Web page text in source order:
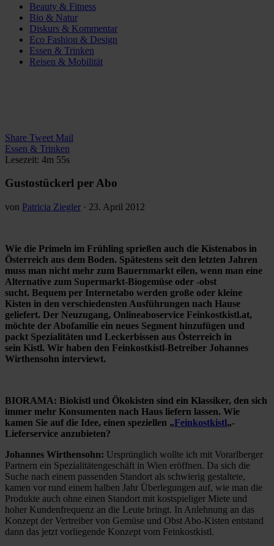
Beauty & Fitness
Bio & Natur
Diskurs & Kommentar
Eco Fashion & Design
Essen & Trinken
Reisen & Mobilität
Share Tweet Mail
Essen & Trinken
Lesezeit: 4m 55s
Gustostückerl per Abo
von Patricia Ziegler · 23. April 2012
Wie die Primeln im Frühling sprießen auch die Kistenabos in
Österreich aus dem Boden. Spätestens seit den letzten Jahren
muss man nicht mehr zum Bauernmarkt eilen, wenn man eine
Alternative zum Supermarkt-Biogemüse oder -obst
sucht. Bequem per Internetabo werden große oder kleine
Kisten in den verschiedensten Ausführungen nach Hause
geliefert. Der Neuzugang, Onlineaboservice Feinkostkistl.at,
möchte der Abofamilie ein neues Segment hinzufügen und
packt Spezialitäten und Leckerbissen aus Österreich in
sein Kistl. Wir haben den Feinkostkistl-Betreiber Johannes
Wirthensohn interviewt.
BIORAMA: Biokistl und Ökokisten sind ein Klassiker, den sich
immer mehr Konsumenten nach Haus liefern lassen. Wie
kamen Sie auf die Idee, einen speziellen „Feinkostkistl„-
Lieferservice anzubieten?
Johannes Wirthensohn: Ursprünglich wollte ich mit Vorarlberger
Partnern ein Spezialitätengeschäft in Wien eröffnen. Da sich die
Suche nach einem passenden Standort als schwierig gestaltete,
kamen vor rund einem halben Jahr Überlegungen auf, wie man die
Produkte auch ohne einen Standort mit kostspieliger Miete und
hoher Kundenfrequenz an die Leute bringt. In Anlehnung an das
Konzept der Vertreiber von Gemüse und Obst Abo-Kisten entstand
dann das jetzt vorliegende Konzept vom Feinkostkistl.